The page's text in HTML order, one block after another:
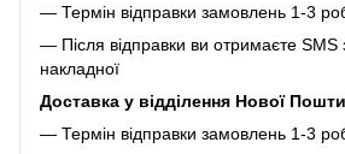
— Термін відправки замовлень 1-3
— Після відправки ви отримаєте
накладної
Доставка у відділення Нової Пошти
— Термін відправки замовлень 1-3